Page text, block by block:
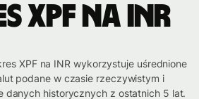
XPF na INR
XPF na INR wykorzystuje uśrednione
podane w czasie rzeczywistym i
danych historycznych z ostatnich 5 lat.